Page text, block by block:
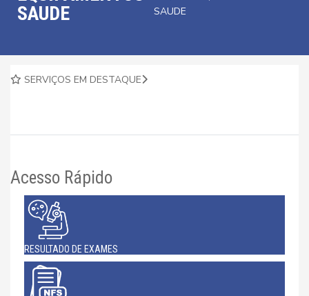
SAUDE
SAUDE
SERVIÇOS EM DESTAQUE
Acesso Rápido
RESULTADO DE EXAMES